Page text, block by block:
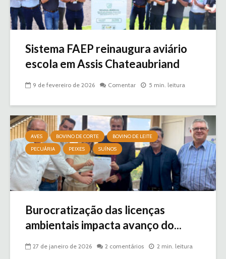
Sistema FAEP reinaugura aviário
escola em Assis Chateaubriand
9 de fevereiro de 2026 Comentar 5 min. leitura
AVES BOVINO DE CORTE
BOVINO DE LEITE
PECUÁRIA
PEIXES SUÍNOS
Burocratização das licenças
ambientais impacta avanço do...
27 de janeiro de 2026 2 comentários 2 min. leitura